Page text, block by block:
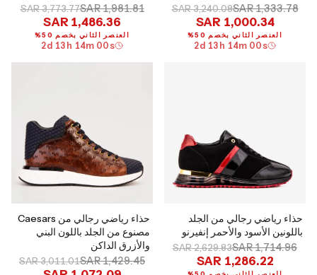
SAR 1,333.78
SAR 3,240.08
SAR 1,000.34
العنصر الثاني بخصم 50%
2d 13 h 13m 59 s
SAR 1,981.81
SAR 3,773.77
SAR 1,486.36
العنصر الثاني بخصم 50%
2d 13 h 13m 59 s
حذاء رياضي رجالي من الجلد
باللونين الأسود والأحمر إنفيرنو
SAR 1,714.96
SAR 2,629.83
SAR 1,286.22
حذاء رياضي رجالي من Caesars
مصنوع من الجلد باللون البني
والأزرق الداكن
SAR 1,429.45
SAR 3,011.01